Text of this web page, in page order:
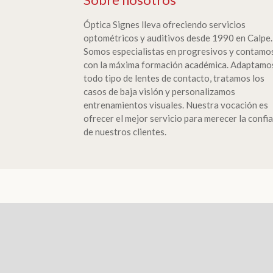
Óptica Signes lleva ofreciendo servicios
optométricos y auditivos desde 1990 en Calpe.
Somos especialistas en progresivos y
con la máxima formación académica.
todo tipo de lentes de contacto, tratamos los
casos de baja visión y personalizamos
entrenamientos visuales. Nuestra vocación es
ofrecer el mejor servicio para merecer la
de nuestros clientes.